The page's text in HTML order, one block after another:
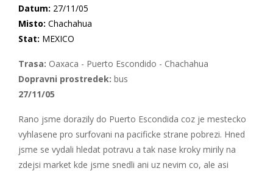
Datum: 27/11/05
Misto: Chachahua
Stat: MEXICO
Trasa: Oaxaca - Puerto Escondido - Chachahua
Dopravni prostredek: bus
27/11/05
Rano jsme dorazily do Puerto Escondida coz je mestecko
vyhlasene pro surfovani na pacificke strane pobrezi. Hned
jsme se vydali hledat potravu a tak nase kroky mirily na
zdejsi market kde jsme snedli ani uz nevim co, ale asi